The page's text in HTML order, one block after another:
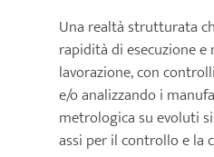
Una realtà strutturata
rapidità di esecuzione
lavorazione, con
e/o analizzando i
metrologica su evoluti
assi per il controllo e la